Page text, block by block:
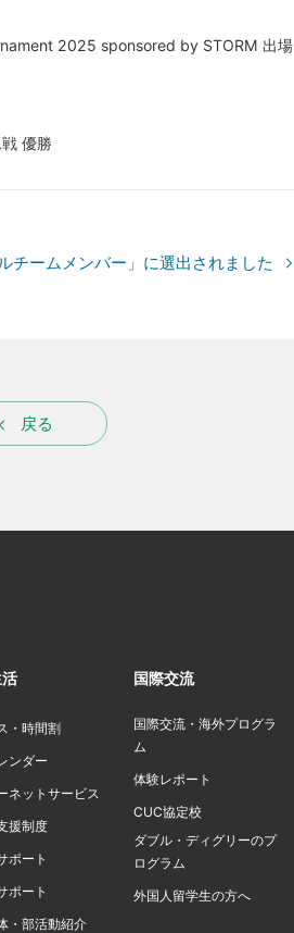
2025 sponsored by STORM 出場
優勝
チームメンバー」に選出されました
戻る
・時間割
ンダー
ネットサービス
援制度
ポート
ポート
・部活動紹介
国際交流
国際交流・海外プログラ
ム
体験レポート
CUC協定校
ダブル・ディグリーのプ
ログラム
外国人留学生の方へ